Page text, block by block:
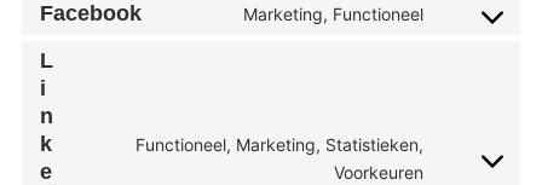
service
Facebook Marketing, Functioneel
Consent
L
i
n
k
e
Functioneel, Marketing, Statistieken,
Voorkeuren
Consent